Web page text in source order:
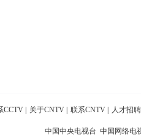
CCTV | 关于CNTV | 联系CNTV | 人才招聘
中国中央电视台 中国网络电